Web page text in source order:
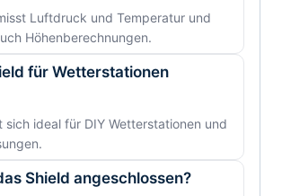
Luftdruck und Temperatur und
Höhenberechnungen.
für Wetterstationen
sich ideal für DIY Wetterstationen und
Shield angeschlossen?